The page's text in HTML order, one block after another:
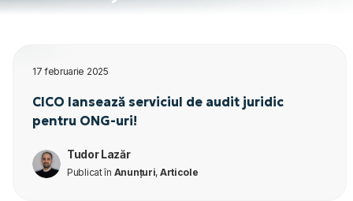
17 februarie 2025
CICO lansează serviciul de audit juridic
pentru ONG-uri!
Tudor Lazăr
Publicat în Anunțuri, Articole